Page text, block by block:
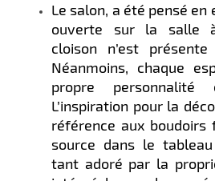
Le salon, a été pensé en
ouverte sur la salle
cloison n’est
Néanmoins, chaque
propre
L’inspiration pour la
référence aux boudoirs
source dans le
tant adoré par la